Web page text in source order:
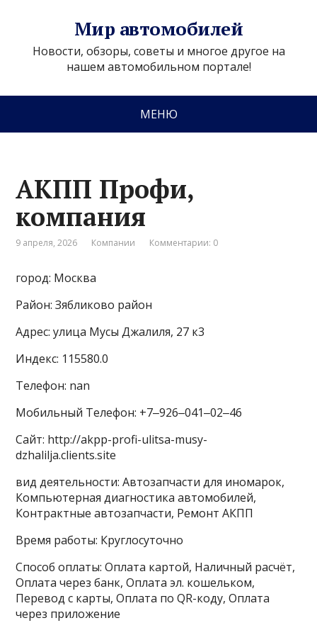
Мир автомобилей
Новости, обзоры, советы и многое другое на
нашем автомобильном портале!
МЕНЮ
АКПП Профи,
компания
9 апреля, 2026 Компании Комментарии: 0
город: Москва
Район: Зябликово район
Адрес: улица Мусы Джалиля, 27 к3
Индекс: 115580.0
Телефон: nan
Мобильный Телефон: +7‒926‒041‒02‒46
Сайт: http://akpp-profi-ulitsa-musy-
dzhalilja.clients.site
вид деятельности: Автозапчасти для иномарок,
Компьютерная диагностика автомобилей,
Контрактные автозапчасти, Ремонт АКПП
Время работы: Круглосуточно
Способ оплаты: Оплата картой, Наличный расчёт,
Оплата через банк, Оплата эл. кошельком,
Перевод с карты, Оплата по QR-коду, Оплата
через приложение